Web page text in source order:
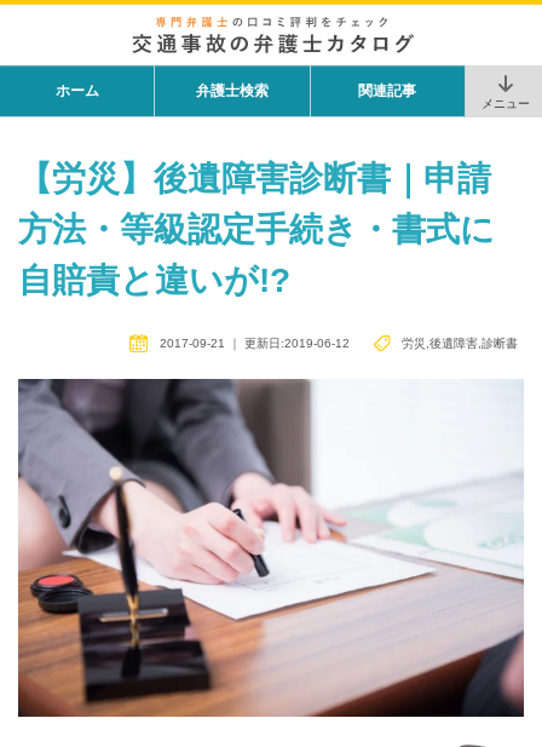
ホーム 弁護士検索 関連記事
メニュー
【労災】後遺障害診断書｜申請
方法・等級認定手続き・書式に
自賠責と違いが!?
｜ 更新日:2019-06-12 労災 後遺障害 診断書